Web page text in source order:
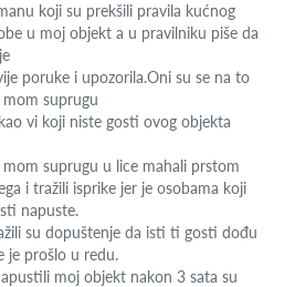
koji su prekšili pravila kućnog
u moj objekt a u pravilniku piše da
poruke i upozorila.Oni su se na to
suprugu
vi koji niste gosti ovog objekta
suprugu u lice mahali prstom
i tražili isprike jer je osobama koji
napuste.
su dopuštenje da isti ti gosti dođu
je prošlo u redu.
moj objekt nakon 3 sata su